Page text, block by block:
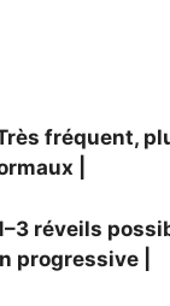
fréquent,
|
réveils
progressive |